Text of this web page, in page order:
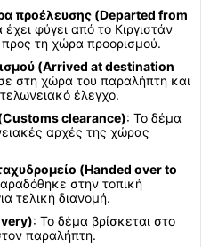
προέλευσης (Departed from
φύγει από το Κιργιστάν
προς τη χώρα προορισμού.
(Arrived at destination
στη χώρα του παραλήπτη και
έλεγχο.
clearance): Το δέμα
αρχές της χώρας
(Handed over to
στην τοπική
τελική διανομή.
: Το δέμα βρίσκεται στο
παραλήπτη.